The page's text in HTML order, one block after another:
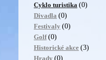
Cyklo turistika (0)
Divadla (0)
Festivaly (0)
Golf (0)
Historické akce (3)
Hrady (0)